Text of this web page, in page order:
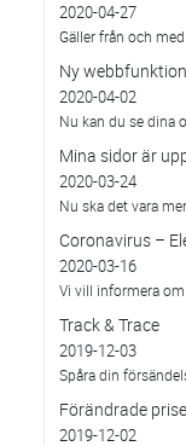
2020-04-27
Gäller från och
Ny
2020-04-02
Nu kan du se dina
Mina sidor är
2020-03-24
Nu ska det vara
Coronavirus –
2020-03-16
Vi vill informera
Track & Trace
2019-12-03
Spåra din
Förändrade
2019-12-02